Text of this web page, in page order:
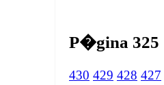
P�gina 325
430 429 428 427